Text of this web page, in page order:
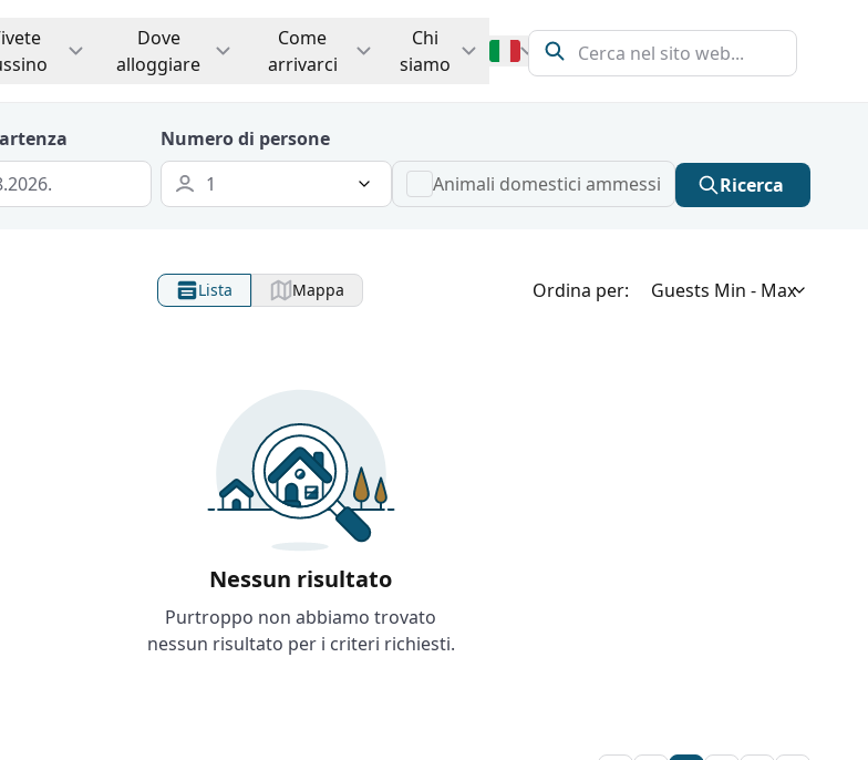
Dove
alloggiare
Come
arrivarci
Chi
siamo
Numero di persone
Animali domestici ammessi
Ricerca
Lista Mappa Ordina per:
Nessun risultato
Purtroppo non abbiamo trovato
nessun risultato per i criteri richiesti.